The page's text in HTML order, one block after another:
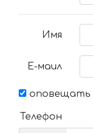
Имя
Е-маил
оповещать
Телефон